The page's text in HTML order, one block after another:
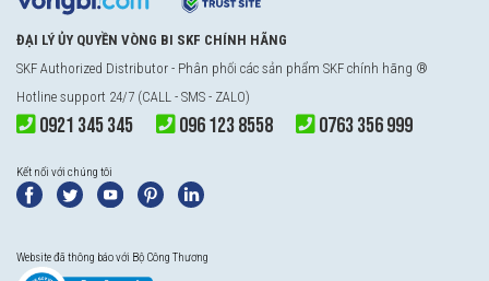
ĐẠI LÝ ỦY QUYỀN VÒNG BI SKF CHÍNH HÃNG
SKF Authorized Distributor - Phân phối các sản phẩm SKF chính hãng ®
Hotline support 24/7 (CALL - SMS - ZALO)
0921 345 345 096 123 8558 0763 356 999
Kết nối với chúng tôi
Website đã thông báo với Bộ Công Thương